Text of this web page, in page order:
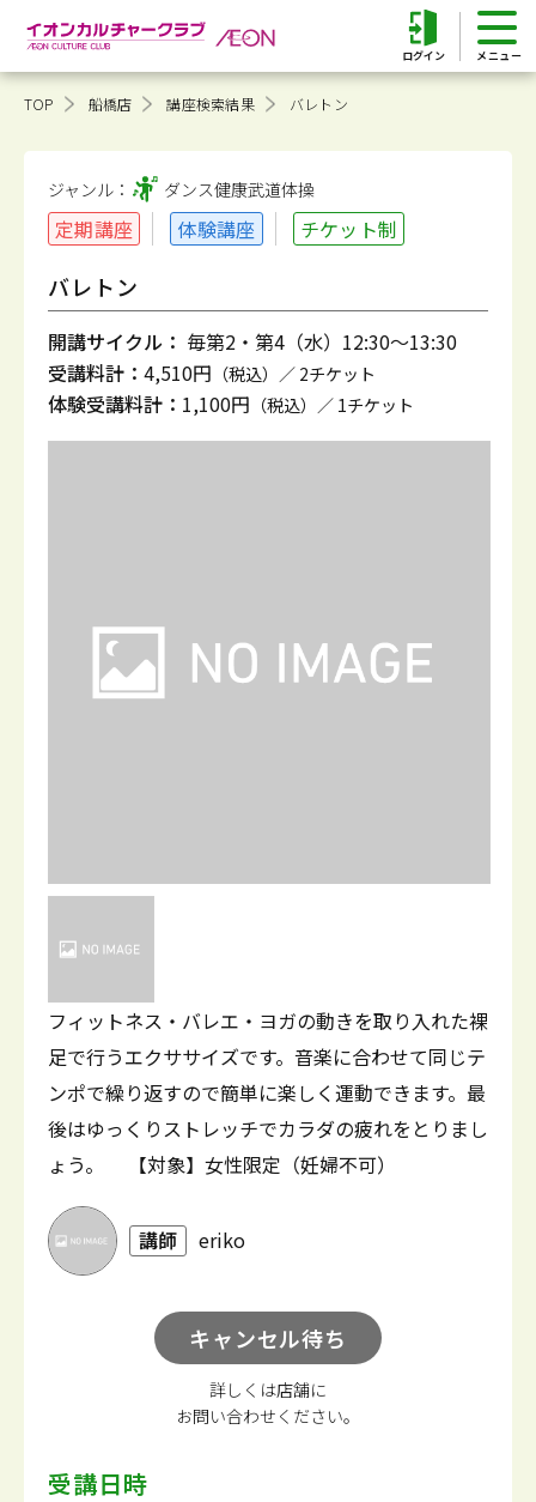
ログイン
TOP 船橋店 講座検索結果 バレトン
ジャンル： ダンス健康武道体操
定期講座 体験講座 チケット制
バレトン
開講サイクル： 毎第2・第4（水）12:30～13:30
受講料計： 4,510円 （税込）／ 2チケット
体験受講料計： 1,100円 （税込）／ 1チケット
フィットネス・バレエ・ヨガの動きを取り入れた裸
足で行うエクササイズです。音楽に合わせて同じテ
ンポで繰り返すので簡単に楽しく運動できます。最
後はゆっくりストレッチでカラダの疲れをとりまし
ょう。 【対象】女性限定（妊婦不可）
講師 eriko
キャンセル待ち
詳しくは店舗に
お問い合わせください。
受講日時